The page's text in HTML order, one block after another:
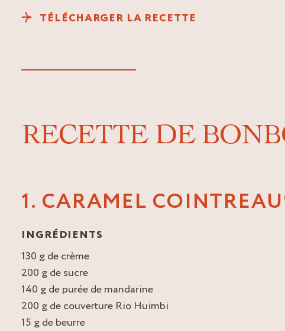
TÉLÉCHARGER LA RECETTE
RECETTE DE
1. CARAMEL
INGRÉDIENTS
130 g de crème
200 g de sucre
140 g de purée de mandarine
200 g de couverture Rio Huimbi
15 g de beurre